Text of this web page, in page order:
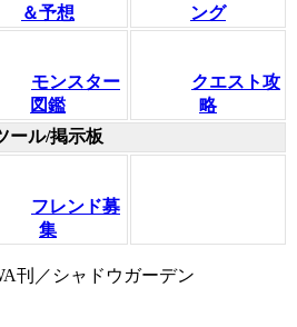
＆予想
ング
モンスター
図鑑
クエスト攻
略
ール/掲示板
フレンド募
集
刊／シャドウガーデン